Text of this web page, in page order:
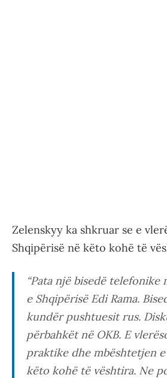
Zelenskyy ka shkruar se e
Shqipërisë në këto kohë të
“Pata një bisedë
e Shqipërisë Edi Rama.
kundër pushtuesit rus.
përbahkët në OKB. E
praktike dhe mbështetjen
këto kohë të vështira. Ne